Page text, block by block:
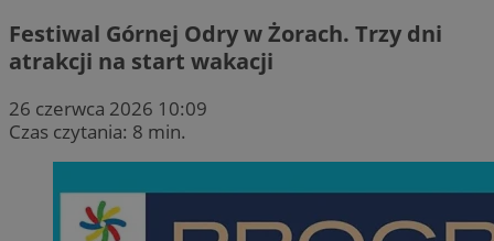
Festiwal Górnej Odry w Żorach. Trzy dni
atrakcji na start wakacji
26 czerwca 2026 10:09
Czas czytania: 8 min.